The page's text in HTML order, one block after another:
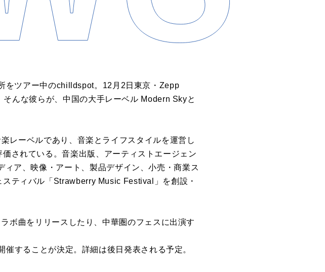
をツアー中のchilldspot。12月2日東京・Zepp
んな彼らが、中国の大手レーベル Modern Skyと
レーベルであり、音楽とライフスタイルを運営し
されている。音楽出版、アーティストエージェン
ア、映像・アート、製品デザイン、小売・商業ス
ティバル「Strawberry Music Festival」を創設・
ボ曲をリリースしたり、中華圏のフェスに出演す
することが決定。詳細は後日発表される予定。